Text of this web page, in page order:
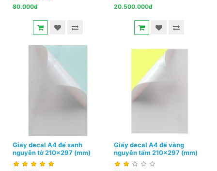
80.000đ 20.500.000đ
Giấy decal A4 đế xanh
nguyên tờ 210x297 (mm)
Giấy decal A4 đế vàng
nguyên tấm 210x297 (mm)